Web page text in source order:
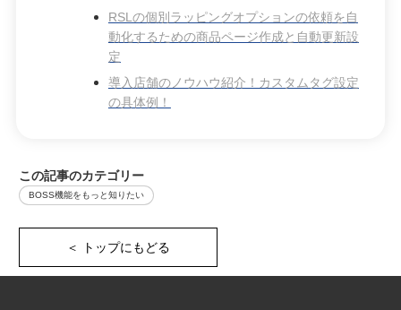
RSLの個別ラッピングオプションの依頼を自
動化するための商品ページ作成と自動更新設
定
導入店舗のノウハウ紹介！カスタムタグ設定
の具体例！
この記事のカテゴリー
BOSS機能をもっと知りたい
＜ トップにもどる